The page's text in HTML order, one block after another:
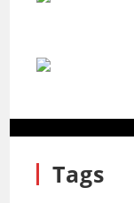
Tags